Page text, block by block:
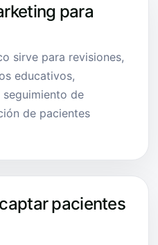
para
sirve para revisiones,
educativos,
seguimiento de
de pacientes
pacientes